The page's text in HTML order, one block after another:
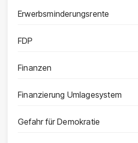
Erwerbsminderungsrente
FDP
Finanzen
Finanzierung Umlagesystem
Gefahr für Demokratie